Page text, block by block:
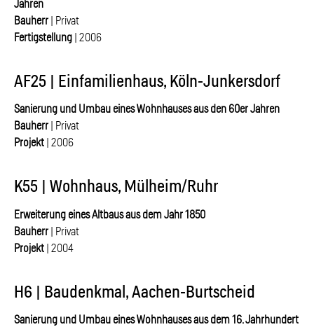
Jahren
Bauherr | Privat
Fertigstellung | 2006
AF25 | Einfamilienhaus, Köln-Junkersdorf
Sanierung und Umbau eines Wohnhauses aus den 60er Jahren
Bauherr | Privat
Projekt | 2006
K55 | Wohnhaus, Mülheim/Ruhr
Erweiterung eines Altbaus aus dem Jahr 1850
Bauherr | Privat
Projekt | 2004
H6 | Baudenkmal, Aachen-Burtscheid
Sanierung und Umbau eines Wohnhauses aus dem 16. Jahrhundert